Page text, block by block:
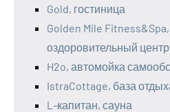
Gold, гостиница
Golden Mile
оздоровительный центр
H2o, автомойка
IstraCottage, база
L-капитан, сауна